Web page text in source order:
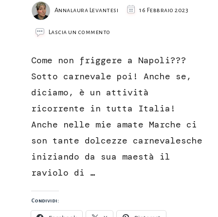
Annalaura Levantesi 16 Febbraio 2023
Lascia un commento
con
patate
Come non friggere a Napoli???
Sotto carnevale poi! Anche se,
diciamo, è un attività
ricorrente in tutta Italia!
Anche nelle mie amate Marche ci
son tante dolcezze carnevalesche
iniziando da sua maestà il
raviolo di …
Condividi: